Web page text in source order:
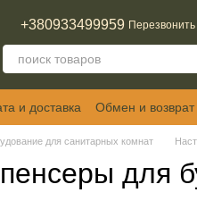
+380933499959
и доставка Обмен и возврат
для санитарных комнат
для